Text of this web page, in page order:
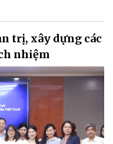
trị, xây dựng các
nhiệm